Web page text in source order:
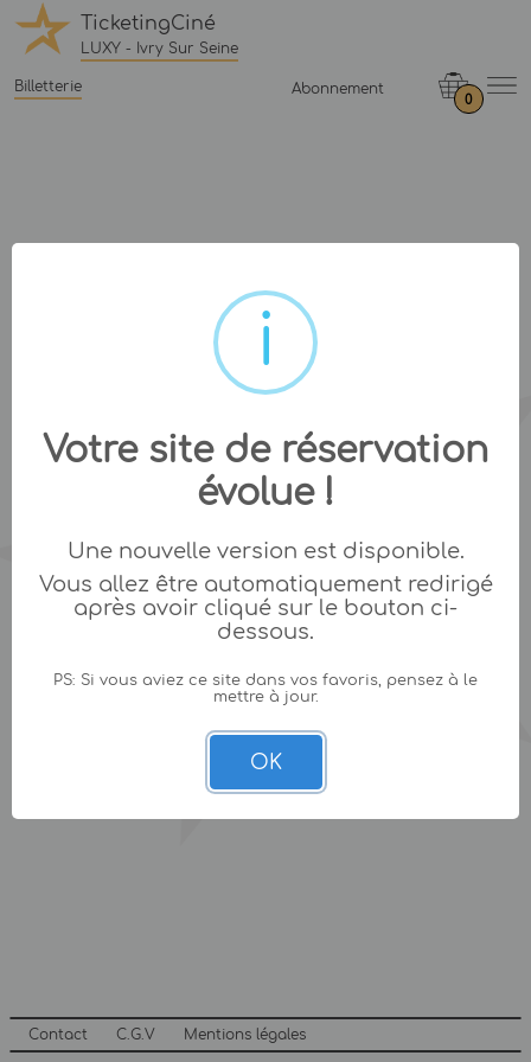
TicketingCiné
LUXY - Ivry Sur Seine
Billetterie Abonnement
0
Contact C.G.V Mentions légales
Votre site de réservation
évolue !
Une nouvelle version est disponible.
Vous allez être automatiquement redirigé
après avoir cliqué sur le bouton ci-
dessous.
PS: Si vous aviez ce site dans vos favoris, pensez à le
mettre à jour.
OK